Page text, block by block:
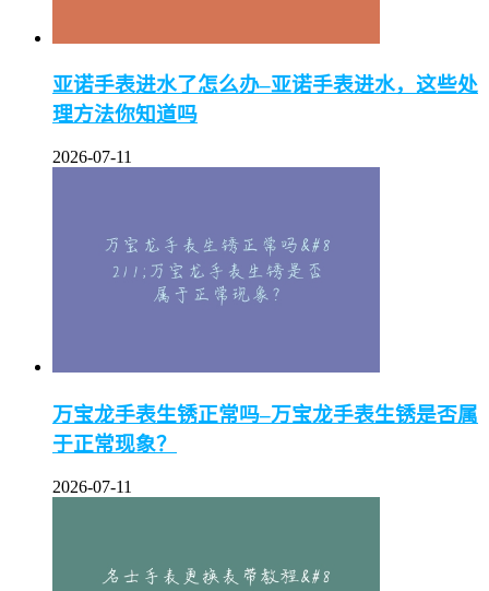
亚诺手表进水了怎么办–亚诺手表进水，这些处
理方法你知道吗
2026-07-11
万宝龙手表生锈正常吗–万宝龙手表生锈是否属
于正常现象？
2026-07-11